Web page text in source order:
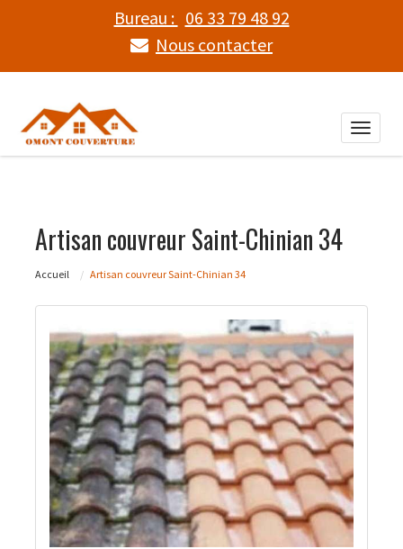
Bureau : 06 33 79 48 92
Nous contacter
Toggle
Artisan couvreur Saint-Chinian 34
Accueil Artisan couvreur Saint-Chinian 34